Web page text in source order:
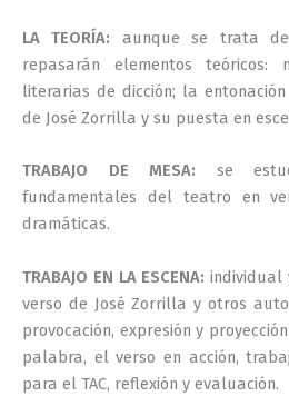
LA TEORÍA: aunque se trata
repasarán elementos teóricos:
literarias de dicción; la
de José Zorrilla y su puesta en
TRABAJO DE MESA: se
fundamentales del teatro en
dramáticas.
TRABAJO EN LA ESCENA:individual
verso de José Zorrilla y otros
provocación, expresión y
palabra, el verso en acción,
para el TAC, reflexión y evaluación.